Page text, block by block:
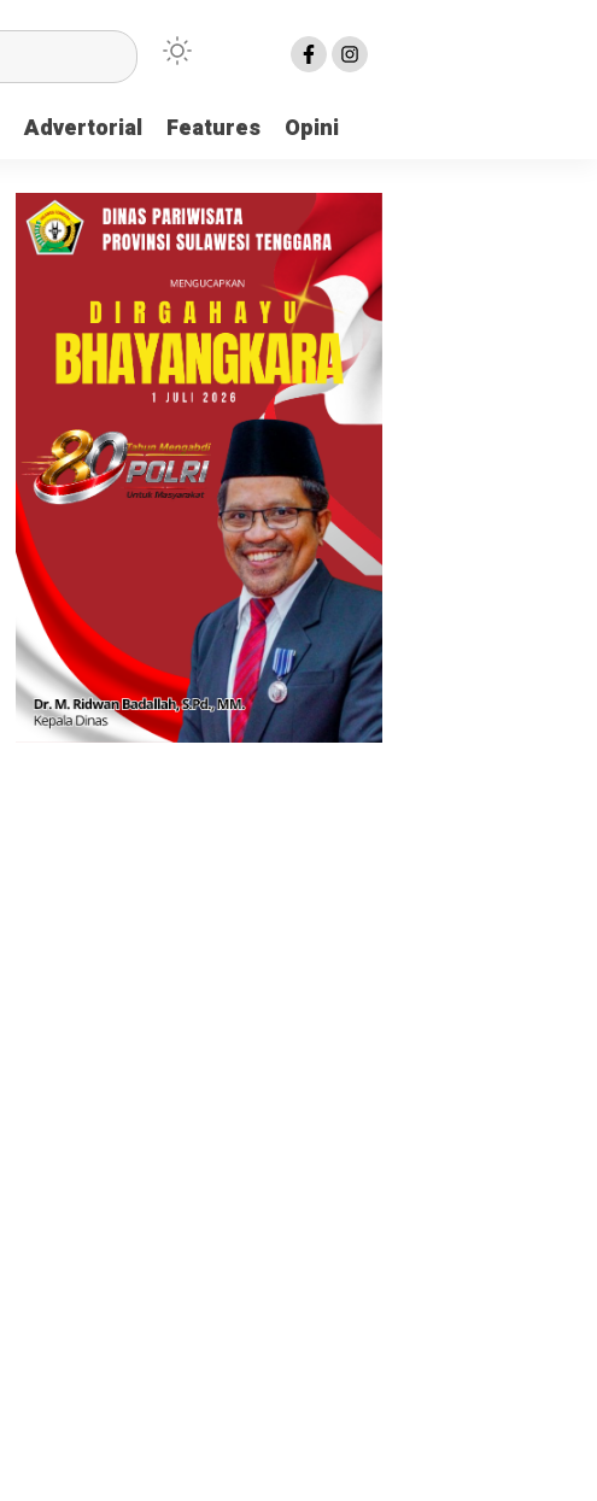
Advertorial Features Opini